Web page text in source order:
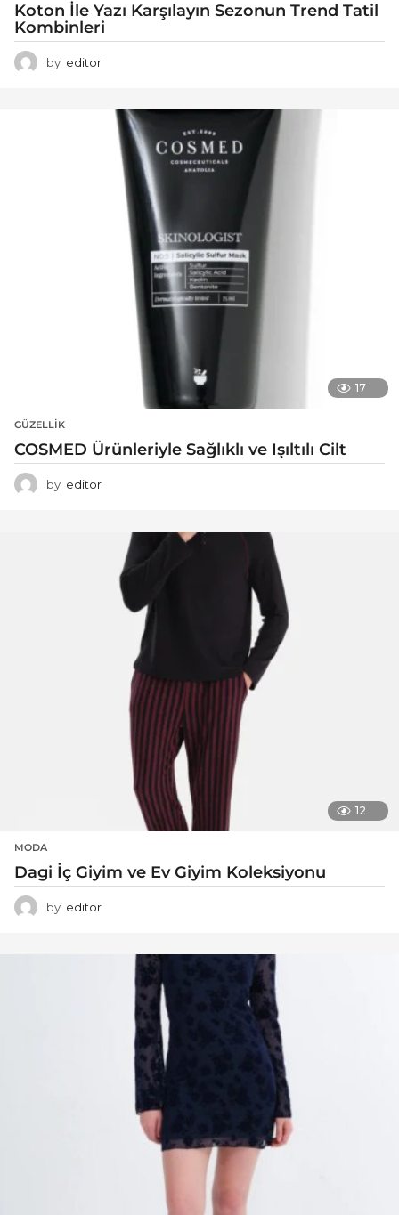
Koton İle Yazı Karşılayın Sezonun Trend Tatil
Kombinleri
by editor
17
GÜZELLIK
COSMED Ürünleriyle Sağlıklı ve Işıltılı Cilt
by editor
12
MODA
Dagi İç Giyim ve Ev Giyim Koleksiyonu
by editor